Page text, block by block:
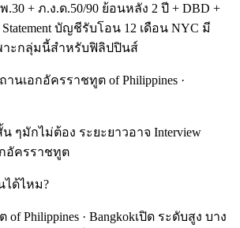
.30 + ภ.ง.ด.50/90 ย้อนหลัง 2 ปี + DBD +
บัญชีรับโอน 12 เดือน NYC มี
าะกลุ่มนี้สำหรับฟิลิปปินส์
านเอกอัครราชทูต of Philippines ·
ๆมักไม่ต้อง ระยะยาวอาจ Interview
อัครราชทูต
ได้ไหม?
Philippines · Bangkokเปิด ระดับสูง บาง